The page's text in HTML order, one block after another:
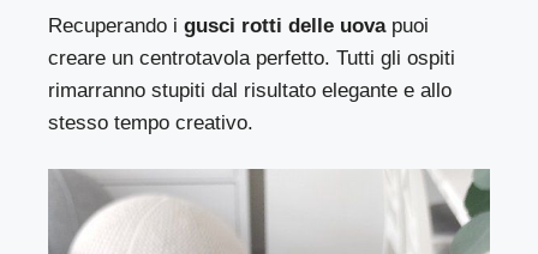
Recuperando igusci rotti delle uovapuoi
creare un centrotavola perfetto. Tutti gli ospiti
rimarranno stupiti dal risultato elegante e allo
stesso tempo creativo.